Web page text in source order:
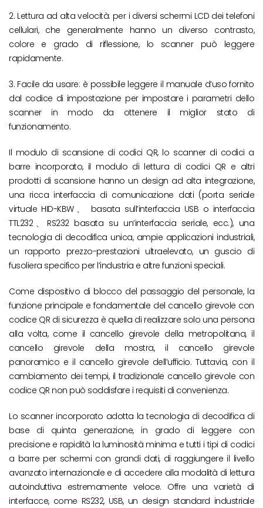
2. Lettura ad alta velocità: per i diversi schermi LCD dei telefoni
cellulari, che generalmente hanno un diverso contrasto,
colore e grado di riflessione, lo scanner può leggere
rapidamente.
3. Facile da usare: è possibile leggere il manuale d’uso fornito
dal codice di impostazione per impostare i parametri dello
scanner in modo da ottenere il miglior stato di
funzionamento.
Il modulo di scansione di codici QR, lo scanner di codici a
barre incorporato, il modulo di lettura di codici QR e altri
prodotti di scansione hanno un design ad alta integrazione,
una ricca interfaccia di comunicazione dati (porta seriale
virtuale HID-KBW、 basata sull’interfaccia USB o interfaccia
TTL232、RS232 basata su un’interfaccia seriale, ecc.), una
tecnologia di decodifica unica, ampie applicazioni industriali,
un rapporto prezzo-prestazioni ultraelevato, un guscio di
fusoliera specifico per l’industria e altre funzioni speciali.
Come dispositivo di blocco del passaggio del personale, la
funzione principale e fondamentale del cancello girevole con
codice QR di sicurezza è quella di realizzare solo una persona
alla volta, come il cancello girevole della metropolitana, il
cancello girevole della mostra, il cancello girevole
panoramico e il cancello girevole dell’ufficio. Tuttavia, con il
cambiamento dei tempi, il tradizionale cancello girevole con
codice QR non può soddisfare i requisiti di convenienza.
Lo scanner incorporato adotta la tecnologia di decodifica di
base di quinta generazione, in grado di leggere con
precisione e rapidità la luminosità minima e tutti i tipi di codici
a barre per schermi con grandi dati, di raggiungere il livello
avanzato internazionale e di accedere alla modalità di lettura
autoinduttiva estremamente veloce. Offre una varietà di
interfacce, come RS232, USB, un design standard industriale